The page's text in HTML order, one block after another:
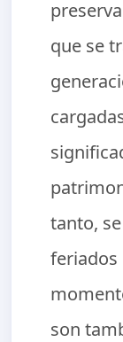
que se
tanto,
feriados
son